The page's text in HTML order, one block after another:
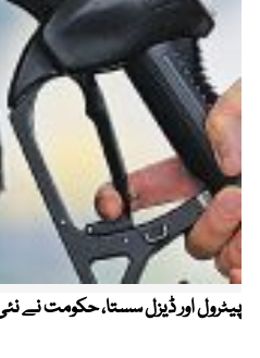
پیٹرول اور ڈیزل سستا، حکومت نے